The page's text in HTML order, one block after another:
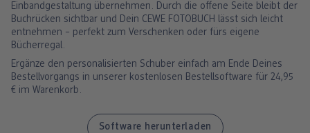
Einbandgestaltung übernehmen. Durch die offene Seite bleibt der
Buchrücken sichtbar und Dein CEWE FOTOBUCH lässt sich leicht
entnehmen – perfekt zum Verschenken oder fürs eigene
Bücherregal.
Ergänze den personalisierten Schuber einfach am Ende Deines
Bestellvorgangs in unserer kostenlosen Bestellsoftware für 24,95
€ im Warenkorb.
Software herunterladen